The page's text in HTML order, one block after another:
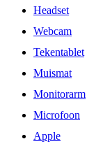
Headset
Webcam
Tekentablet
Muismat
Monitorarm
Microfoon
Apple